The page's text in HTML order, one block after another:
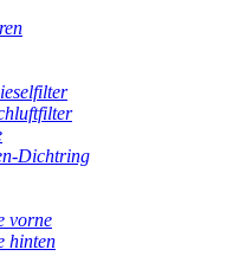
Dichtring
vorne
hinten